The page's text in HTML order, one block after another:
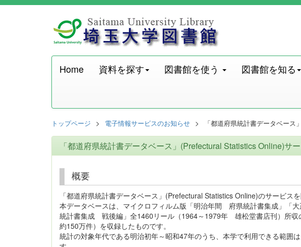
Home 資料を探す 図書館を使う 図書館を知る
トップページ 電子情報サービスのお知らせ 「都道府県統計書データベー
「都道府県統計書データベース」(Prefectural Statistics Online)サ
概要
「都道府県統計書データベース」(Prefectural Statistics Online)のサービスを
本データベースは、マイクロフィルム版「明治年間 府県統計書集成」「
統計書集成 戦後編」全1460リール（1964～1979年 雄松堂書店刊）所収
約150万件）を収録したものです。
統計の対象年代である明治初年～昭和47年のうち、本学で利用できる範囲